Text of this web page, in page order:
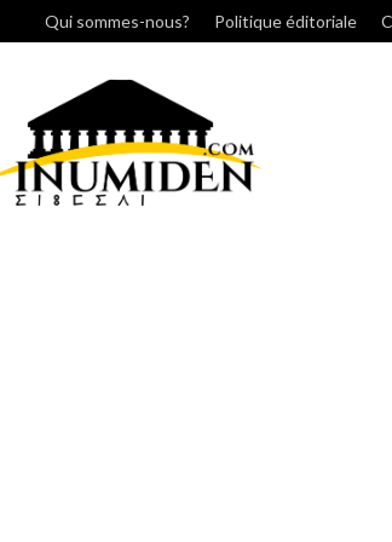
Qui sommes-nous? Politique éditoriale